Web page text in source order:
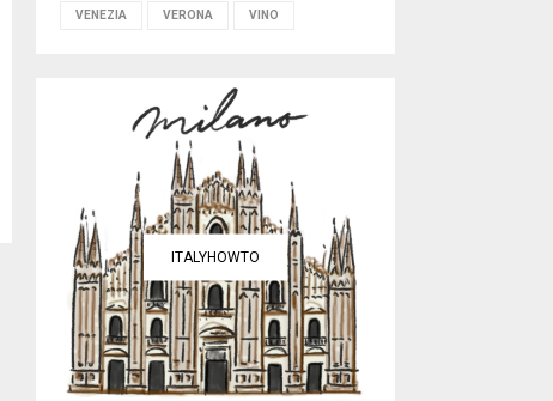
VENEZIA VERONA VINO
ITALYHOWTO